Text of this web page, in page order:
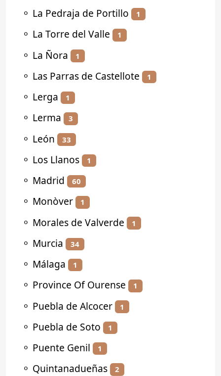
⚬ La Pedraja de Portillo 1
⚬ La Torre del Valle 1
⚬ La Ñora 1
⚬ Las Parras de Castellote 1
⚬ Lerga 1
⚬ Lerma 3
⚬ León 33
⚬ Los Llanos 1
⚬ Madrid 60
⚬ Monòver 1
⚬ Morales de Valverde 1
⚬ Murcia 34
⚬ Málaga 1
⚬ Province Of Ourense 1
⚬ Puebla de Alcocer 1
⚬ Puebla de Soto 1
⚬ Puente Genil 1
⚬ Quintanadueñas 2